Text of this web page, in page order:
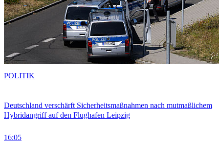
Deutschland verschärft Sicherheitsmaßnahmen nach mutmaßlichem
Hybridangriff auf den Flughafen Leipzig
16:05
POLITIK